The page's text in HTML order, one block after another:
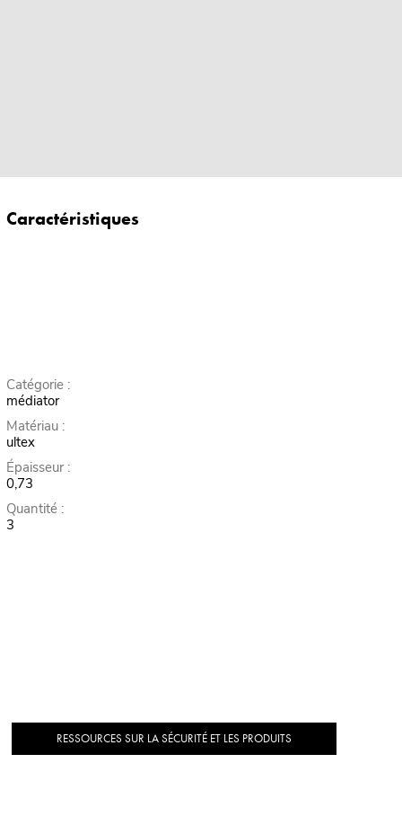
Caractéristiques
Catégorie :
médiator
Matériau :
ultex
Épaisseur :
0,73
Quantité :
3
RESSOURCES SUR LA SÉCURITÉ ET LES PRODUITS